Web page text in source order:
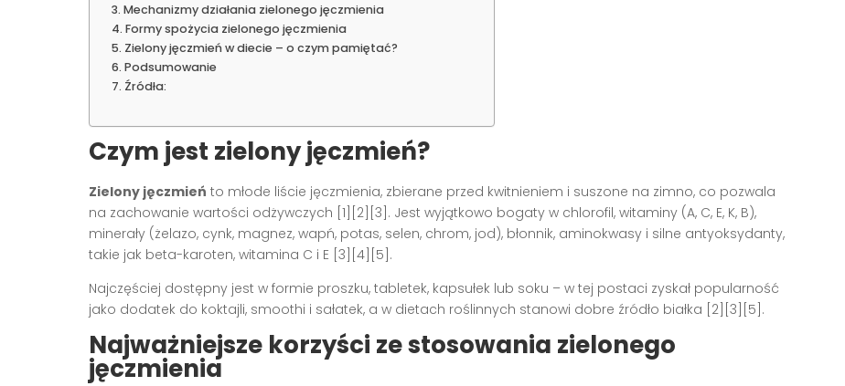
Mechanizmy działania zielonego jęczmienia
Formy spożycia zielonego jęczmienia
Zielony jęczmień w diecie – o czym pamiętać?
Podsumowanie
Źródła:
Czym jest zielony jęczmień?
Zielony jęczmień to młode liście jęczmienia, zbierane przed kwitnieniem i suszone na zimno, co pozwala
na zachowanie wartości odżywczych [1][2][3] . Jest wyjątkowo bogaty w chlorofil, witaminy (A, C, E, K, B),
minerały (żelazo, cynk, magnez, wapń, potas, selen, chrom, jod), błonnik, aminokwasy i silne antyoksydanty,
takie jak beta-karoten, witamina C i E [3][4][5] .
Najczęściej dostępny jest w formie proszku, tabletek, kapsułek lub soku – w tej postaci zyskał popularność
jako dodatek do koktajli, smoothi i sałatek, a w dietach roślinnych stanowi dobre źródło białka [2][3][5] .
Najważniejsze korzyści ze stosowania zielonego
jęczmienia